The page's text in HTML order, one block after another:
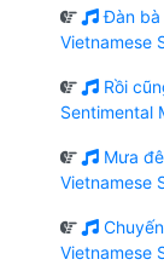
Đàn bà
Vietnamese
Rồi
Sentimental
Mưa
Vietnamese
Vietnamese